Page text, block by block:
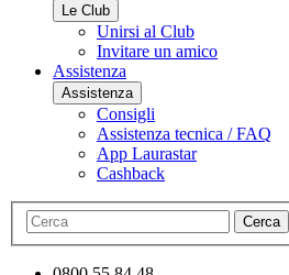
Le Club
Unirsi al Club
Invitare un amico
Assistenza
Assistenza
Consigli
Assistenza tecnica / FAQ
App Laurastar
Cashback
Cerca